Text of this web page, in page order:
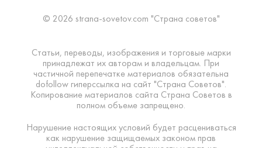
© 2026 strana-sovetov.com "Страна советов"
Статьи, переводы, изображения и торговые марки
принадлежат их авторам и владельцам. При
частичной перепечатке материалов обязательна
dofollow гиперссылка на сайт "Страна Советов".
Копирование материалов сайта Страна Советов в
полном объеме запрещено.
Нарушение настоящих условий будет расцениваться
как нарушение защищаемых законом прав